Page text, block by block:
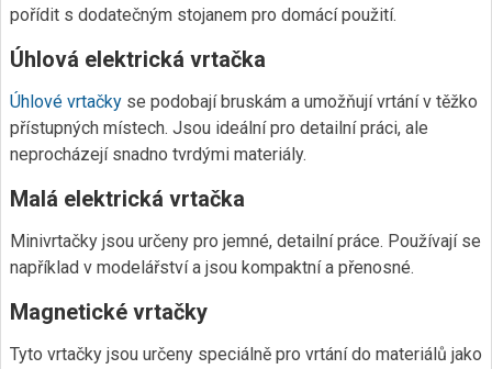
pořídit s dodatečným stojanem pro domácí použití.
Úhlová elektrická vrtačka
Úhlové vrtačky se podobají bruskám a umožňují vrtání v těžko
přístupných místech. Jsou ideální pro detailní práci, ale
neprocházejí snadno tvrdými materiály.
Malá elektrická vrtačka
Minivrtačky jsou určeny pro jemné, detailní práce. Používají se
například v modelářství a jsou kompaktní a přenosné.
Magnetické vrtačky
Tyto vrtačky jsou určeny speciálně pro vrtání do materiálů jako